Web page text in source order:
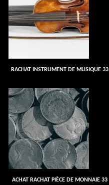
RACHAT INSTRUMENT DE MUSIQUE 33
ACHAT RACHAT PIÈCE DE MONNAIE 33